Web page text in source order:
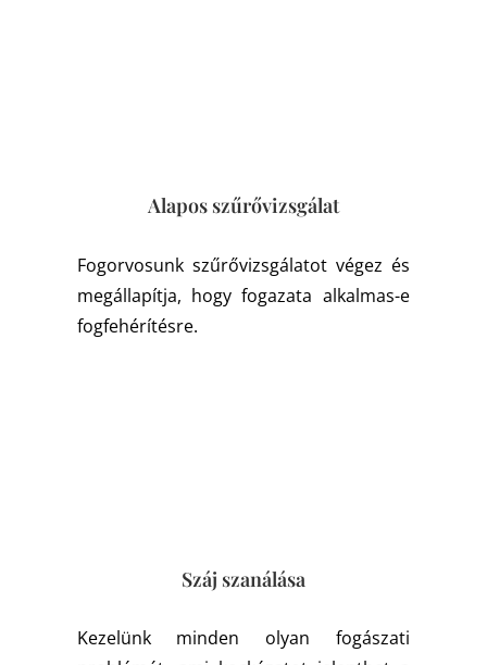
Alapos szűrővizsgálat
Fogorvosunk szűrővizsgálatot végez és
megállapítja, hogy fogazata alkalmas-e
fogfehérítésre.
Száj szanálása
Kezelünk minden olyan fogászati